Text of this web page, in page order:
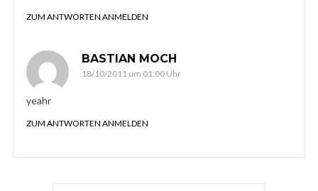
ZUM ANTWORTEN ANMELDEN
BASTIAN MOCH
18/10/2011 um 01:00 Uhr
yeahr
ZUM ANTWORTEN ANMELDEN